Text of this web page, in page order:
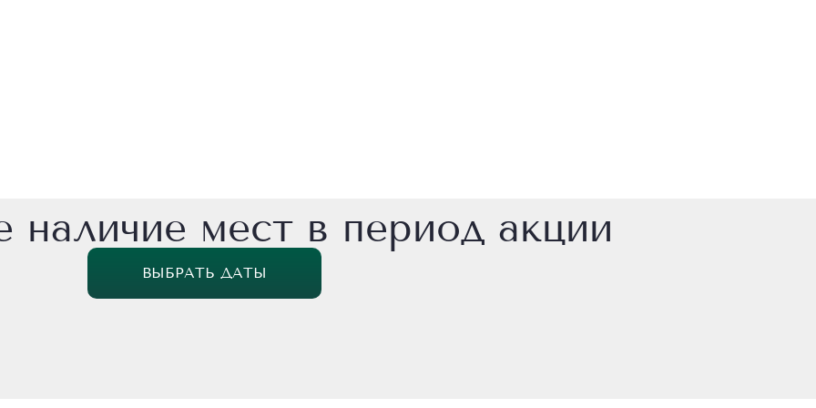
наличие мест в период акции
ВЫБРАТЬ ДАТЫ